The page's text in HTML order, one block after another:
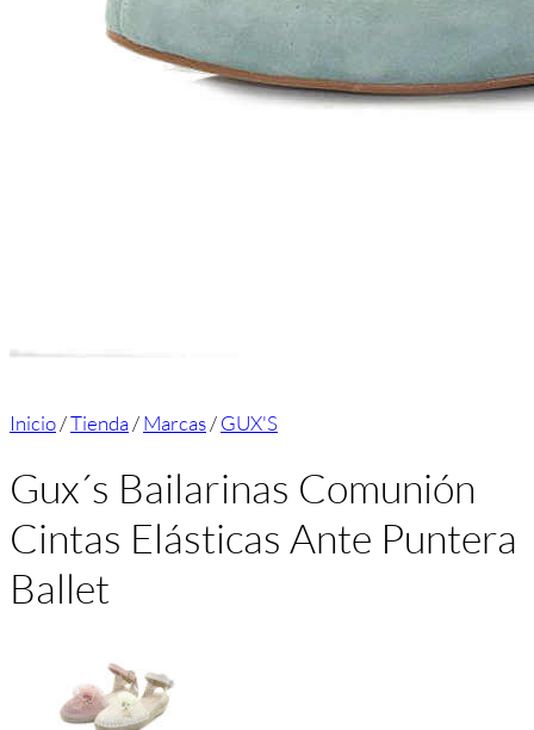
Inicio/Tienda/Marcas/GUX'S
Gux´s Bailarinas Comunión
Cintas Elásticas Ante Puntera
Ballet